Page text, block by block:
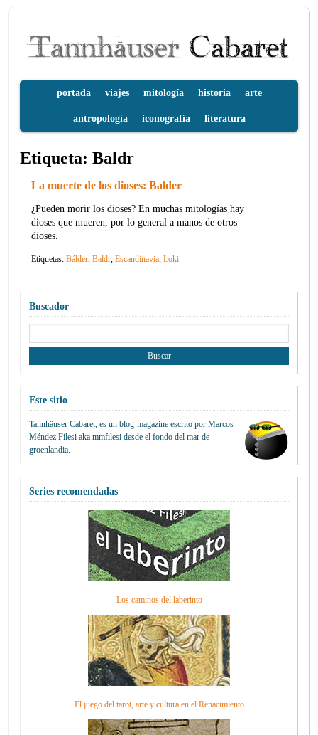
portada viajes mitología historia arte
antropología iconografía literatura
Etiqueta:Baldr
La muerte de los dioses: Balder
¿Pueden morir los dioses? En muchas mitologías hay
dioses que mueren, por lo general a manos de otros
dioses.
Etiquetas:Bálder,Baldr,Escandinavia,Loki
Buscador
Este sitio
Tannhäuser Cabaret, es un blog-magazine escrito porMarcos
Méndez Filesi aka mmfilesi desdeel fondo del mar de
groenlandia.
Series recomendadas
Los caminos del laberinto
El juego del tarot, arte y cultura en el Renacimiento